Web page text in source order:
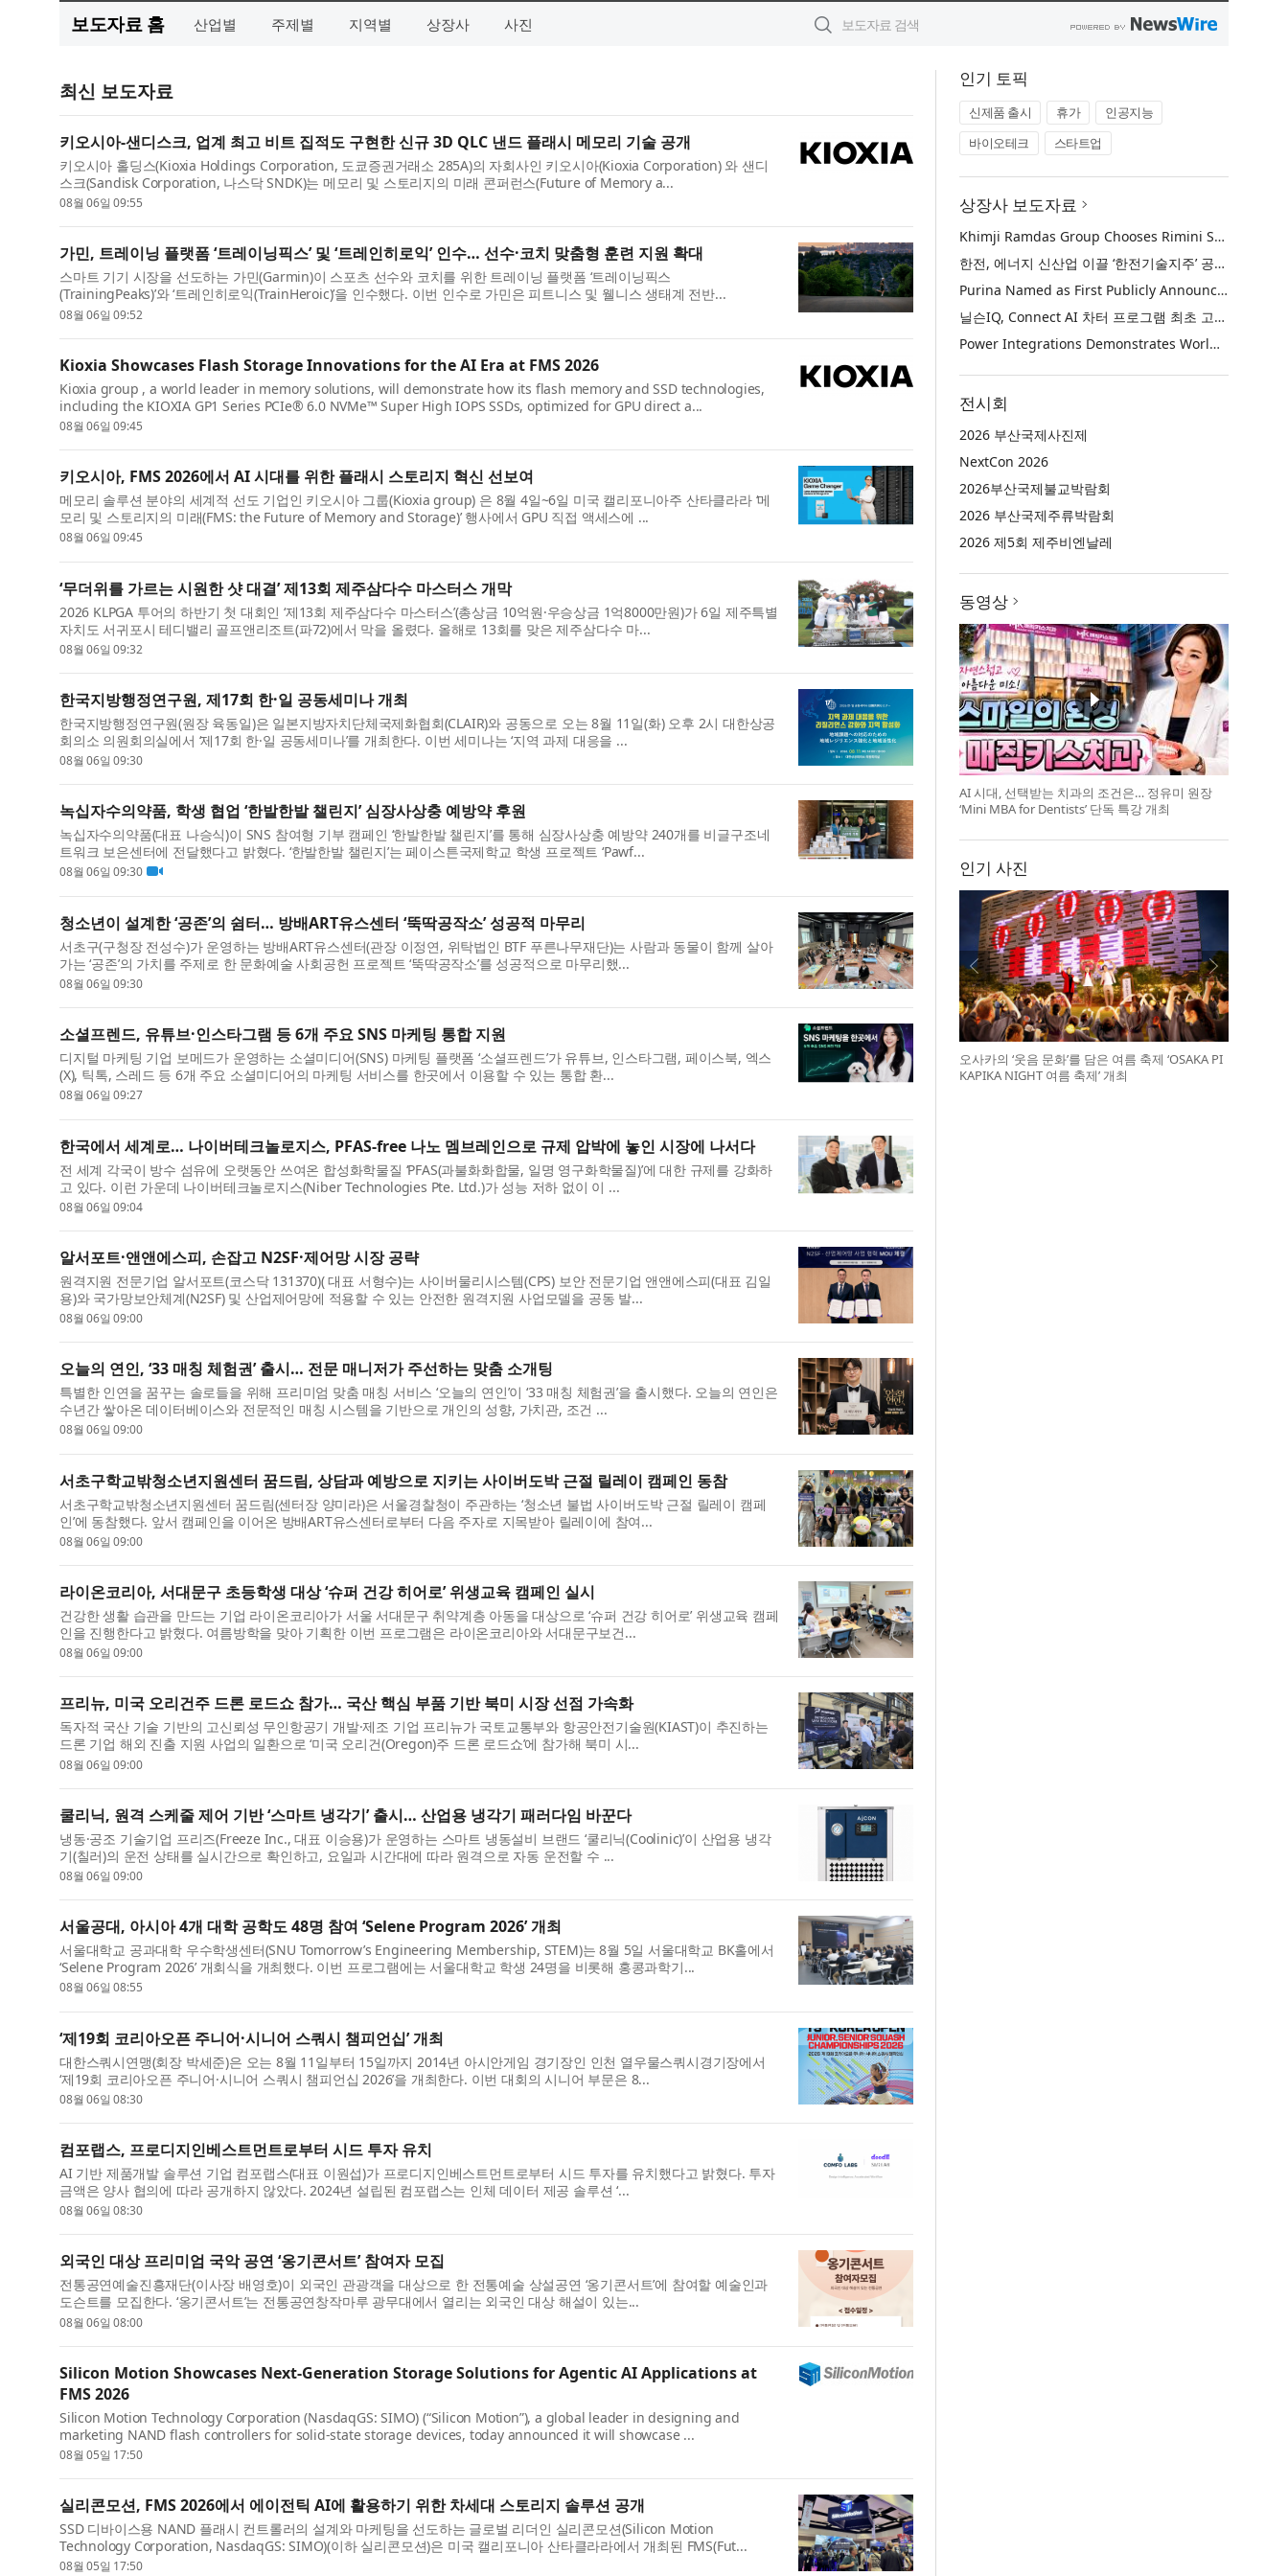
보도자료 홈 산업별 주제별 지역별 상장사 사진
최신 보도자료
키오시아-샌디스크, 업계 최고 비트 집적도 구현한 신규 3D QLC 낸드 플래시 메모리 기술 공개
키오시아 홀딩스(Kioxia Holdings Corporation, 도쿄증권거래소 285A)의 자회사인 키오시아(Kioxia Corporation) 와 샌디
스크(Sandisk Corporation, 나스닥 SNDK)는 메모리 및 스토리지의 미래 콘퍼런스(Future of Memory a...
08월 06일 09:55
가민, 트레이닝 플랫폼 ‘트레이닝픽스’ 및 ‘트레인히로익’ 인수… 선수·코치 맞춤형 훈련 지원 확대
스마트 기기 시장을 선도하는 가민(Garmin)이 스포츠 선수와 코치를 위한 트레이닝 플랫폼 ‘트레이닝픽스
(TrainingPeaks)’와 ‘트레인히로익(TrainHeroic)’을 인수했다. 이번 인수로 가민은 피트니스 및 웰니스 생태계 전반...
08월 06일 09:52
Kioxia Showcases Flash Storage Innovations for the AI Era at FMS 2026
Kioxia group , a world leader in memory solutions, will demonstrate how its flash memory and SSD technologies,
including the KIOXIA GP1 Series PCIe® 6.0 NVMe™ Super High IOPS SSDs, optimized for GPU direct a...
08월 06일 09:45
키오시아, FMS 2026에서 AI 시대를 위한 플래시 스토리지 혁신 선보여
메모리 솔루션 분야의 세계적 선도 기업인 키오시아 그룹(Kioxia group) 은 8월 4일~6일 미국 캘리포니아주 산타클라라 ‘메
모리 및 스토리지의 미래(FMS: the Future of Memory and Storage)’ 행사에서 GPU 직접 액세스에 ...
08월 06일 09:45
‘무더위를 가르는 시원한 샷 대결’ 제13회 제주삼다수 마스터스 개막
2026 KLPGA 투어의 하반기 첫 대회인 ‘제13회 제주삼다수 마스터스’(총상금 10억원·우승상금 1억8000만원)가 6일 제주특별
자치도 서귀포시 테디밸리 골프앤리조트(파72)에서 막을 올렸다. 올해로 13회를 맞은 제주삼다수 마...
08월 06일 09:32
한국지방행정연구원, 제17회 한·일 공동세미나 개최
한국지방행정연구원(원장 육동일)은 일본지방자치단체국제화협회(CLAIR)와 공동으로 오는 8월 11일(화) 오후 2시 대한상공
회의소 의원회의실에서 ‘제17회 한·일 공동세미나’를 개최한다. 이번 세미나는 ‘지역 과제 대응을 ...
08월 06일 09:30
녹십자수의약품, 학생 협업 ‘한발한발 챌린지’ 심장사상충 예방약 후원
녹십자수의약품(대표 나승식)이 SNS 참여형 기부 캠페인 ‘한발한발 챌린지’를 통해 심장사상충 예방약 240개를 비글구조네
트워크 보은센터에 전달했다고 밝혔다. ‘한발한발 챌린지’는 페이스튼국제학교 학생 프로젝트 ‘Pawf...
08월 06일 09:30
청소년이 설계한 ‘공존’의 쉼터… 방배ART유스센터 ‘뚝딱공작소’ 성공적 마무리
서초구(구청장 전성수)가 운영하는 방배ART유스센터(관장 이정연, 위탁법인 BTF 푸른나무재단)는 사람과 동물이 함께 살아
가는 ‘공존’의 가치를 주제로 한 문화예술 사회공헌 프로젝트 ‘뚝딱공작소’를 성공적으로 마무리했...
08월 06일 09:30
소셜프렌드, 유튜브·인스타그램 등 6개 주요 SNS 마케팅 통합 지원
디지털 마케팅 기업 보메드가 운영하는 소셜미디어(SNS) 마케팅 플랫폼 ‘소셜프렌드’가 유튜브, 인스타그램, 페이스북, 엑스
(X), 틱톡, 스레드 등 6개 주요 소셜미디어의 마케팅 서비스를 한곳에서 이용할 수 있는 통합 환...
08월 06일 09:27
한국에서 세계로… 나이버테크놀로지스, PFAS-free 나노 멤브레인으로 규제 압박에 놓인 시장에 나서다
전 세계 각국이 방수 섬유에 오랫동안 쓰여온 합성화학물질 ‘PFAS(과불화화합물, 일명 영구화학물질)’에 대한 규제를 강화하
고 있다. 이런 가운데 나이버테크놀로지스(Niber Technologies Pte. Ltd.)가 성능 저하 없이 이 ...
08월 06일 09:04
알서포트·앤앤에스피, 손잡고 N2SF·제어망 시장 공략
원격지원 전문기업 알서포트(코스닥 131370)( 대표 서형수)는 사이버물리시스템(CPS) 보안 전문기업 앤앤에스피(대표 김일
용)와 국가망보안체계(N2SF) 및 산업제어망에 적용할 수 있는 안전한 원격지원 사업모델을 공동 발...
08월 06일 09:00
오늘의 연인, ‘33 매칭 체험권’ 출시… 전문 매니저가 주선하는 맞춤 소개팅
특별한 인연을 꿈꾸는 솔로들을 위해 프리미엄 맞춤 매칭 서비스 ‘오늘의 연인’이 ‘33 매칭 체험권’을 출시했다. 오늘의 연인은
수년간 쌓아온 데이터베이스와 전문적인 매칭 시스템을 기반으로 개인의 성향, 가치관, 조건 ...
08월 06일 09:00
서초구학교밖청소년지원센터 꿈드림, 상담과 예방으로 지키는 사이버도박 근절 릴레이 캠페인 동참
서초구학교밖청소년지원센터 꿈드림(센터장 양미라)은 서울경찰청이 주관하는 ‘청소년 불법 사이버도박 근절 릴레이 캠페
인’에 동참했다. 앞서 캠페인을 이어온 방배ART유스센터로부터 다음 주자로 지목받아 릴레이에 참여...
08월 06일 09:00
라이온코리아, 서대문구 초등학생 대상 ‘슈퍼 건강 히어로’ 위생교육 캠페인 실시
건강한 생활 습관을 만드는 기업 라이온코리아가 서울 서대문구 취약계층 아동을 대상으로 ‘슈퍼 건강 히어로’ 위생교육 캠페
인을 진행한다고 밝혔다. 여름방학을 맞아 기획한 이번 프로그램은 라이온코리아와 서대문구보건...
08월 06일 09:00
프리뉴, 미국 오리건주 드론 로드쇼 참가… 국산 핵심 부품 기반 북미 시장 선점 가속화
독자적 국산 기술 기반의 고신뢰성 무인항공기 개발·제조 기업 프리뉴가 국토교통부와 항공안전기술원(KIAST)이 추진하는
드론 기업 해외 진출 지원 사업의 일환으로 ‘미국 오리건(Oregon)주 드론 로드쇼’에 참가해 북미 시...
08월 06일 09:00
쿨리닉, 원격 스케줄 제어 기반 ‘스마트 냉각기’ 출시… 산업용 냉각기 패러다임 바꾼다
냉동·공조 기술기업 프리즈(Freeze Inc., 대표 이승용)가 운영하는 스마트 냉동설비 브랜드 ‘쿨리닉(Coolinic)’이 산업용 냉각
기(칠러)의 운전 상태를 실시간으로 확인하고, 요일과 시간대에 따라 원격으로 자동 운전할 수 ...
08월 06일 09:00
서울공대, 아시아 4개 대학 공학도 48명 참여 ‘Selene Program 2026’ 개최
서울대학교 공과대학 우수학생센터(SNU Tomorrow’s Engineering Membership, STEM)는 8월 5일 서울대학교 BK홀에서
‘Selene Program 2026’ 개회식을 개최했다. 이번 프로그램에는 서울대학교 학생 24명을 비롯해 홍콩과학기...
08월 06일 08:55
‘제19회 코리아오픈 주니어·시니어 스쿼시 챔피언십’ 개최
대한스쿼시연맹(회장 박세준)은 오는 8월 11일부터 15일까지 2014년 아시안게임 경기장인 인천 열우물스쿼시경기장에서
‘제19회 코리아오픈 주니어·시니어 스쿼시 챔피언십 2026’을 개최한다. 이번 대회의 시니어 부문은 8...
08월 06일 08:30
컴포랩스, 프로디지인베스트먼트로부터 시드 투자 유치
AI 기반 제품개발 솔루션 기업 컴포랩스(대표 이원섭)가 프로디지인베스트먼트로부터 시드 투자를 유치했다고 밝혔다. 투자
금액은 양사 협의에 따라 공개하지 않았다. 2024년 설립된 컴포랩스는 인체 데이터 제공 솔루션 ‘...
08월 06일 08:30
외국인 대상 프리미엄 국악 공연 ‘옹기콘서트’ 참여자 모집
전통공연예술진흥재단(이사장 배영호)이 외국인 관광객을 대상으로 한 전통예술 상설공연 ‘옹기콘서트’에 참여할 예술인과
도슨트를 모집한다. ‘옹기콘서트’는 전통공연창작마루 광무대에서 열리는 외국인 대상 해설이 있는...
08월 06일 08:00
Silicon Motion Showcases Next-Generation Storage Solutions for Agentic AI Applications at
FMS 2026
Silicon Motion Technology Corporation (NasdaqGS: SIMO) (“Silicon Motion”), a global leader in designing and
marketing NAND flash controllers for solid-state storage devices, today announced it will showcase ...
08월 05일 17:50
실리콘모션, FMS 2026에서 에이전틱 AI에 활용하기 위한 차세대 스토리지 솔루션 공개
SSD 디바이스용 NAND 플래시 컨트롤러의 설계와 마케팅을 선도하는 글로벌 리더인 실리콘모션(Silicon Motion
Technology Corporation, NasdaqGS: SIMO)(이하 실리콘모션)은 미국 캘리포니아 산타클라라에서 개최된 FMS(Fut...
08월 05일 17:50
인기 토픽
신제품 출시 휴가
인공지능
바이오테크
스타트업
상장사 보도자료
Khimji Ramdas Group Chooses Rimini Street to Reduce SAP Support Costs, Protect 700+ Customizations and Reinvest Savings in Innovation
한전, 에너지 신산업 이끌 ‘한전기술지주’ 공식 출범
Purina Named as First Publicly Announced NIQ ConnectAI Charter Client
닐슨IQ, Connect AI 차터 프로그램 최초 고객사 ‘퓨리나’ 선정
Power Integrations Demonstrates World’s First 2200 V GaN Technology for Next-Era High-Voltage Power Systems
전시회
2026 부산국제사진제
NextCon 2026
2026부산국제불교박람회
2026 부산국제주류박람회
2026 제5회 제주비엔날레
동영상
AI 시대, 선택받는 치과의 조건은… 정유미 원장
‘Mini MBA for Dentists’ 단독 특강 개최
인기 사진
오사카의 ‘웃음 문화’를 담은 여름 축제 ‘OSAKA PI
KAPIKA NIGHT 여름 축제’ 개최